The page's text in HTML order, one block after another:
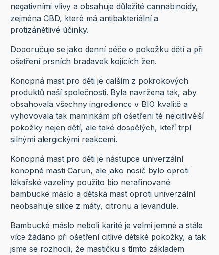
negativními vlivy a obsahuje důležité cannabinoidy,
zejména CBD, které má antibakteriální a
protizánětlivé účinky.
Doporučuje se jako denní péče o pokožku dětí a při
ošetření prsních bradavek kojících žen.
Konopná mast pro děti je dalším z pokrokových
produktů naší společnosti. Byla navržena tak, aby
obsahovala všechny ingredience v BIO kvalitě a
vyhovovala tak maminkám při ošetření té nejcitlivější
pokožky nejen dětí, ale také dospělých, kteří trpí
silnými alergickými reakcemi.
Konopná mast pro děti je nástupce univerzální
konopné masti Carun, ale jako nosič bylo oproti
lékařské vazelíny použito bio nerafinované
bambucké máslo a dětská mast oproti univerzální
neobsahuje silice z máty, citronu a levandule.
Bambucké máslo neboli karité je velmi jemné a stále
více žádáno při ošetření citlivé dětské pokožky, a tak
jsme se rozhodli, že mastičku s tímto základem